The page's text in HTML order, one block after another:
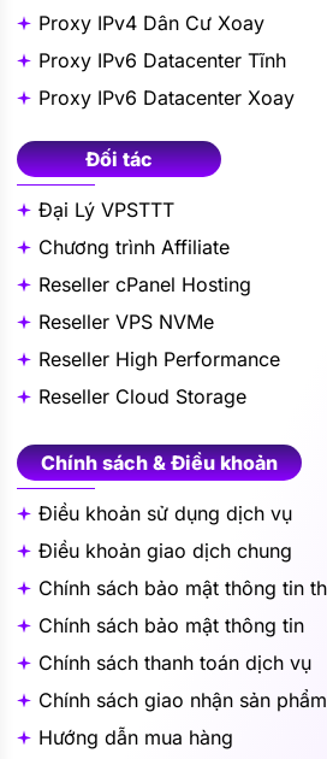
Proxy IPv4 Dân Cư Xoay
Proxy IPv6 Datacenter Tĩnh
Proxy IPv6 Datacenter Xoay
Đối tác
Đại Lý VPSTTT
Chương trình Affiliate
Reseller cPanel Hosting
Reseller VPS NVMe
Reseller High Performance
Reseller Cloud Storage
Chính sách & Điều khoản
Điều khoản sử dụng dịch vụ
Điều khoản giao dịch chung
Chính sách bảo mật thông tin
Chính sách bảo mật thông tin
Chính sách thanh toán dịch vụ
Chính sách giao nhận sản phẩm
Hướng dẫn mua hàng